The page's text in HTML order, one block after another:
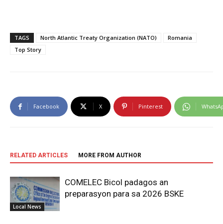
TAGS North Atlantic Treaty Organization (NATO)
Romania
Top Story
Facebook X Pinterest
RELATED ARTICLES MORE FROM AUTHOR
Local News
COMELEC Bicol padagos an
preparasyon para sa 2026 BSKE